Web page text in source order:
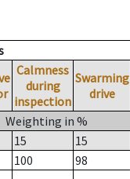
Calmness
during
inspection
Swarming
drive
Weighting in %
15 15
100 98